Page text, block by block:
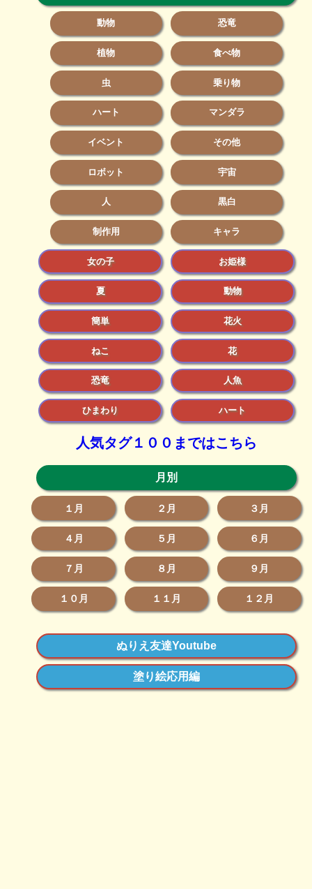
動物 恐竜
植物 食べ物
虫 乗り物
ハート マンダラ
イベント その他
ロボット 宇宙
人 黒白
制作用 キャラ
女の子 お姫様
夏 動物
簡単 花火
ねこ 花
恐竜 人魚
ひまわり ハート
人気タグ１００まではこちら
月別
１月 ２月 ３月
４月 ５月 ６月
７月 ８月 ９月
１０月 １１月 １２月
ぬりえ友達Youtube
塗り絵応用編